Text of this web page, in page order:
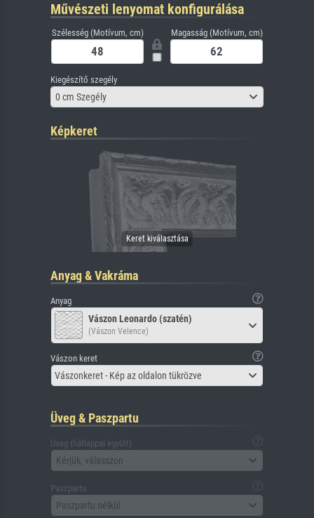
Művészeti lenyomat konfigurálása
Szélesség (Motívum, cm) Magasság (Motívum, cm)
Kiegészítő szegély
0 cm Szegély
Képkeret
Anyag & Vakráma
Anyag
Vászon Leonardo (szatén)
(Vászon Velence)
Vászon keret
Vászonkeret - Kép az oldalon tükrözve
Üveg & Paszpartu
Üveg (hátlappal együtt)
Kérjük, válasszon
Paszpartu
Paszpartu nélkül